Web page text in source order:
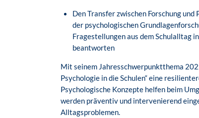
Den Transfer zwischen Forschung
der psychologischen
Fragestellungen aus dem Schulalltag
beantworten
Mit seinem Jahresschwerpunktthema
Psychologie in die Schulen“ eine
Psychologische Konzepte helfen beim
werden präventiv und intervenierend
Alltagsproblemen.